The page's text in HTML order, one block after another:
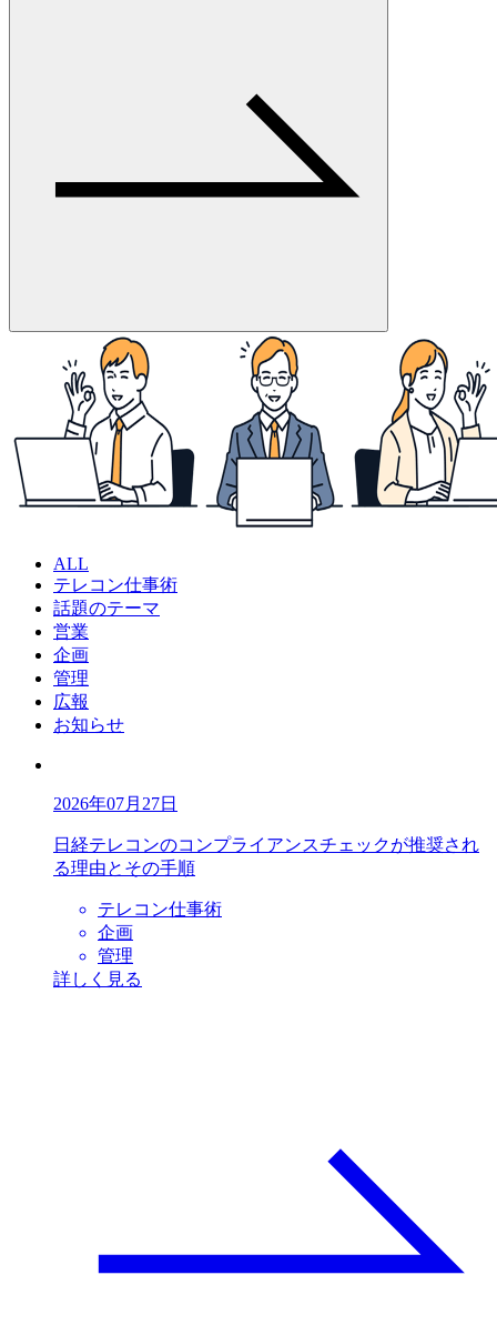
ALL
テレコン仕事術
話題のテーマ
営業
企画
管理
広報
お知らせ
2026年07月27日
日経テレコンのコンプライアンスチェックが推奨され
る理由とその手順
テレコン仕事術
企画
管理
詳しく見る